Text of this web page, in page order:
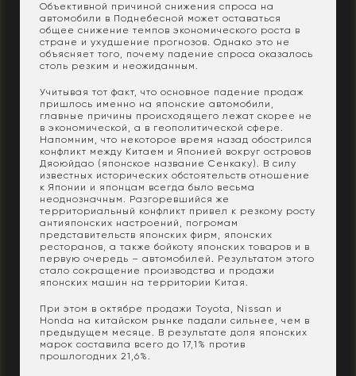
Объективной причиной снижения спроса на
автомобили в Поднебесной может оставаться
общее снижение темпов экономического роста в
стране и ухудшение прогнозов. Однако это не
объясняет того, почему падение спроса оказалось
столь резким и неожиданным.
Учитывая тот факт, что основное падение продаж
пришлось именно на японские автомобили,
главные причины происходящего лежат скорее не
в экономической, а в геополитической сфере.
Напомним, что некоторое время назад обострился
конфликт между Китаем и Японией вокруг островов
Дяоюйдао (японское название Сенкаку). В силу
известных исторических обстоятельств отношение
к Японии и японцам всегда было весьма
неоднозначным. Разгоревшийся же
территориальный конфликт привел к резкому росту
антияпонских настроений, погромам
представительств японских фирм, японских
ресторанов, а также бойкоту японских товаров и в
первую очередь – автомобилей. Результатом этого
стало сокращение производства и продажи
японских машин на территории Китая.
При этом в октябре продажи Toyota, Nissan и
Honda на китайском рынке падали сильнее, чем в
предыдущем месяце. В результате доля японских
марок составила всего до 17,1% против
прошлогодних 21,6%.